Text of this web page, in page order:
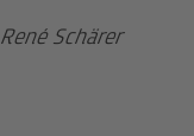
René Schärer